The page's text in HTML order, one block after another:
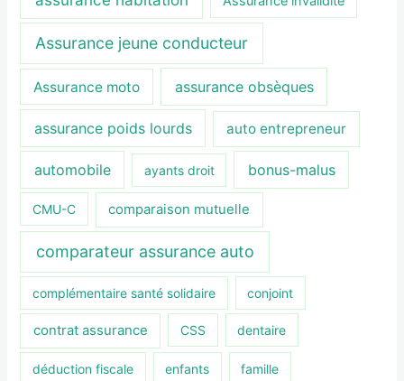
Assurance jeune conducteur
Assurance moto assurance obsèques
assurance poids lourds auto entrepreneur
automobile ayants droit bonus-malus
CMU-C comparaison mutuelle
comparateur assurance auto
complémentaire santé solidaire conjoint
contrat assurance CSS dentaire
déduction fiscale enfants famille